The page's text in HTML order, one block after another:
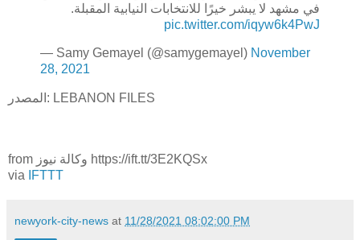
في مشهد لا يبشر خيرًا للانتخابات النيابية المقبلة.
pic.twitter.com/iqyw6k4PwJ
— Samy Gemayel (@samygemayel) November
28, 2021
المصدر : LEBANON FILES
from وكالة نيوز https://ift.tt/3E2KQSx
via
IFTTT
newyork-city-news at 11/28/2021 08:02:00 PM